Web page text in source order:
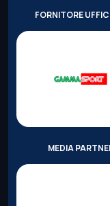
FORNITORE
MEDIA